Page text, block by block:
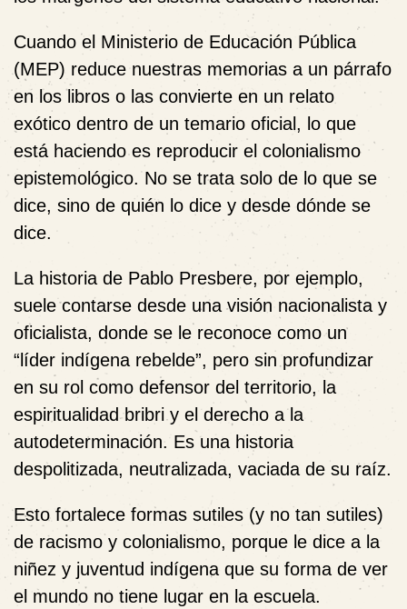
Cuando el Ministerio de Educación Pública
(MEP) reduce nuestras memorias a un párrafo
en los libros o las convierte en un relato
exótico dentro de un temario oficial, lo que
está haciendo es reproducir el colonialismo
epistemológico. No se trata solo de lo que se
dice, sino de quién lo dice y desde dónde se
dice.
La historia de Pablo Presbere, por ejemplo,
suele contarse desde una visión nacionalista y
oficialista, donde se le reconoce como un
“líder indígena rebelde”, pero sin profundizar
en su rol como defensor del territorio, la
espiritualidad bribri y el derecho a la
autodeterminación. Es una historia
despolitizada, neutralizada, vaciada de su raíz.
Esto fortalece formas sutiles (y no tan sutiles)
de racismo y colonialismo, porque le dice a la
niñez y juventud indígena que su forma de ver
el mundo no tiene lugar en la escuela.